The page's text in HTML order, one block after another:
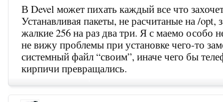
В Devel может пихать каждый все что
Устанавливая пакеты, не расчитаные на /opt,
жалкие 256 на раз два три. Я с маемо особо
не вижу проблемы при установке чего-то
системный файл “своим”, иначе чего бы
кирпичи превращались.